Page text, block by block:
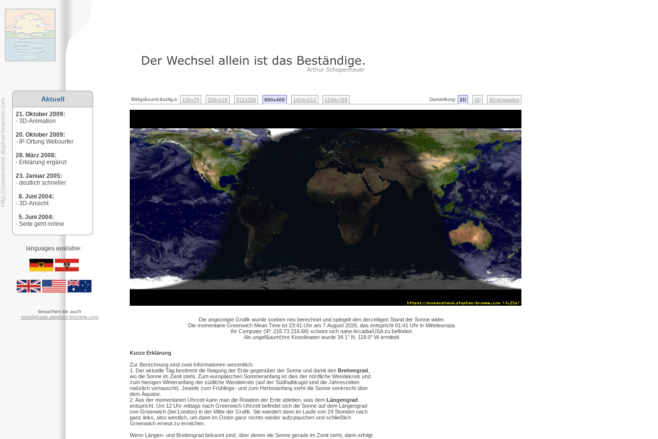
Aktuell
21. Oktober 2009:
- 3D-Animation
20. Oktober 2009:
- IP-Ortung Websurfer
28. März 2008:
- Erklärung ergänzt
23. Januar 2005:
- deutlich schneller
8. Juni 2004:
- 3D-Ansicht
5. Juni 2004:
- Seite geht online
languages available:
besuchen sie auch
mondphase.stephan-brumme.com
Bildgr&ouml;&szlig;e: 150x75 256x128 512x256 800x400 1024x512 1536x768 Darstellung: 2D 3D 3D-Animation
Die angezeigte Grafik wurde soeben neu berechnet und spiegelt den derzeitigen Stand der Sonne wider.
Die momentane Greenwich Mean Time ist 23:41 Uhr am 7.August 2026, das entspricht 01:41 Uhr in Mitteleuropa.
Ihr Computer (IP: 216.73.216.68) scheint sich nahe Arcadia/USA zu befinden.
Als ungef&auml;hre Koordinaten wurde 34.1° N, 118.0° W ermittelt.
Kurze Erklärung
Zur Berechnung sind zwei Informationen wesentlich:
1. Der aktuelle Tag bestimmt die Neigung der Erde gegenüber der Sonne und damit den Breitengrad
wo die Sonne im Zenit steht. Zum europäischen Sommeranfang ist dies der nördliche Wendekreis und
zum hiesigen Winteranfang der südliche Wendekreis (auf der Südhalbkugel sind die Jahreszeiten
natürlich vertauscht). Jeweils zum Frühlings- und zum Herbstanfang steht die Sonne senkrecht über
dem Äquator.
2. Aus der momentanen Uhrzeit kann man die Rotation der Erde ableiten, was dem Längengrad
entspricht. Um 12 Uhr mittags nach Greenwich-Uhrzeit befindet sich die Sonne auf dem Längengrad
von Greenwich (bei London) in der Mitte der Grafik. Sie wandert dann im Laufe von 24 Stunden nach
ganz links, also westlich, um dann im Osten ganz rechts wieder aufzutauchen und schließlich
Greenwich erneut zu erreichen.
Wenn Längen- und Breitengrad bekannt sind, über denen die Sonne gerade im Zenit steht, dann erfolgt